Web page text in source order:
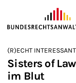
ZUM
Sie befinden sich
>
Startseite
>
(R)ECHT
Sisters of
im Blut